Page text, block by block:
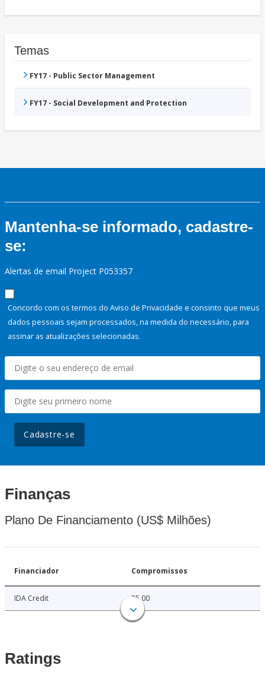
Temas
FY17 - Public Sector Management
FY17 - Social Development and Protection
Mantenha-se informado, cadastre-
se:
Alertas de email Project P053357
Concordo com os termos do Aviso de Privacidade e consinto que meus
dados pessoais sejam processados, na medida do necessário, para
assinar as atualizações selecionadas.
Cadastre-se
Finanças
Plano De Financiamento (US$ Milhões)
Financiador Compromissos
IDA Credit 25.00
Ratings